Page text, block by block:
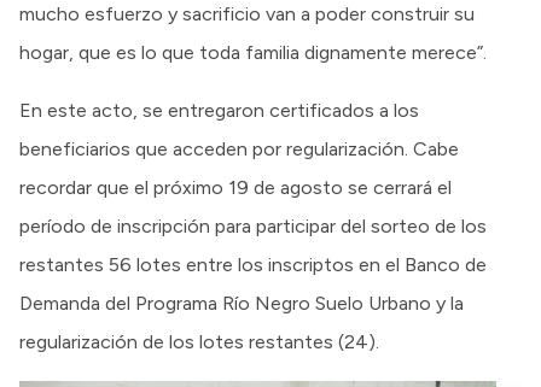
mucho esfuerzo y sacrificio van a poder construir su
hogar, que es lo que toda familia dignamente merece”.
En este acto, se entregaron certificados a los
beneficiarios que acceden por regularización. Cabe
recordar que el próximo 19 de agosto se cerrará el
período de inscripción para participar del sorteo de los
restantes 56 lotes entre los inscriptos en el Banco de
Demanda del Programa Río Negro Suelo Urbano y la
regularización de los lotes restantes (24).